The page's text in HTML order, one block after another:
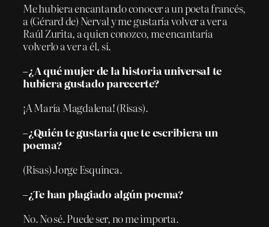
Me hubiera encantando conocer a un poeta francés,
a (Gérard de) Nerval y me gustaría volver a ver a
Raúl Zurita, a quien conozco, me encantaría
volverlo a ver a él, sí.
–¿A qué mujer de la historia universal te
hubiera gustado parecerte?
¡A María Magdalena! (Risas).
–¿Quién te gustaría que te escribiera un
poema?
(Risas) Jorge Esquinca.
–¿Te han plagiado algún poema?
No. No sé. Puede ser, no me importa.